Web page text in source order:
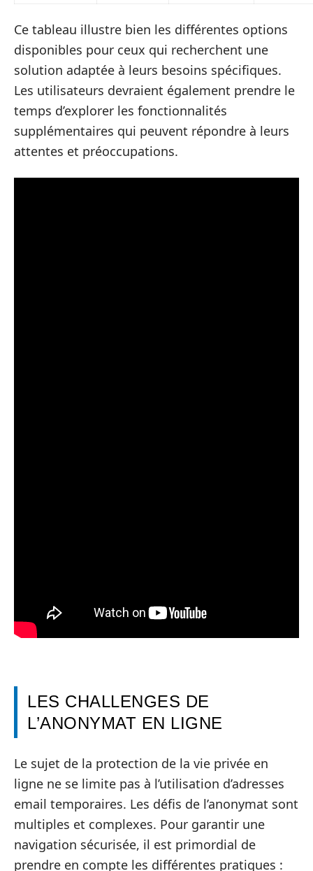
Ce tableau illustre bien les différentes options
disponibles pour ceux qui recherchent une
solution adaptée à leurs besoins spécifiques.
Les utilisateurs devraient également prendre le
temps d’explorer les fonctionnalités
supplémentaires qui peuvent répondre à leurs
attentes et préoccupations.
LES CHALLENGES DE
L’ANONYMAT EN LIGNE
Le sujet de la protection de la vie privée en
ligne ne se limite pas à l’utilisation d’adresses
email temporaires. Les défis de l’anonymat sont
multiples et complexes. Pour garantir une
navigation sécurisée, il est primordial de
prendre en compte les différentes pratiques :